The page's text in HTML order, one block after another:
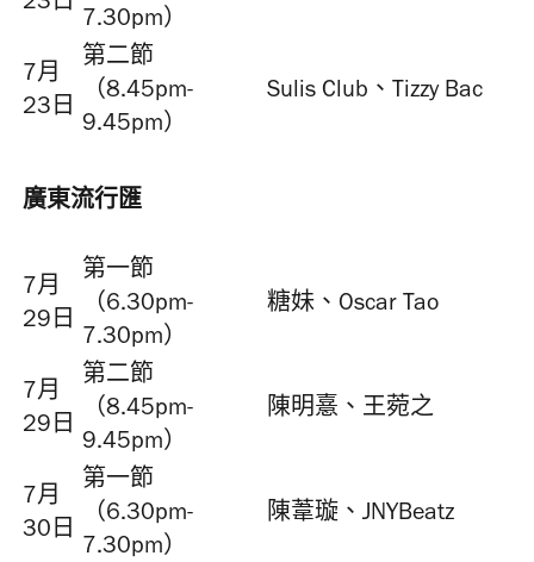
7.30pm）
7月
23日
第二節
（8.45pm-
9.45pm）
Sulis Club、Tizzy Bac
廣東流行匯
7月
29日
第一節
（6.30pm-
7.30pm）
糖妹、Oscar Tao
7月
29日
第二節
（8.45pm-
9.45pm）
陳明憙、王菀之
7月
30日
第一節
（6.30pm-
7.30pm）
陳葦璇、JNYBeatz